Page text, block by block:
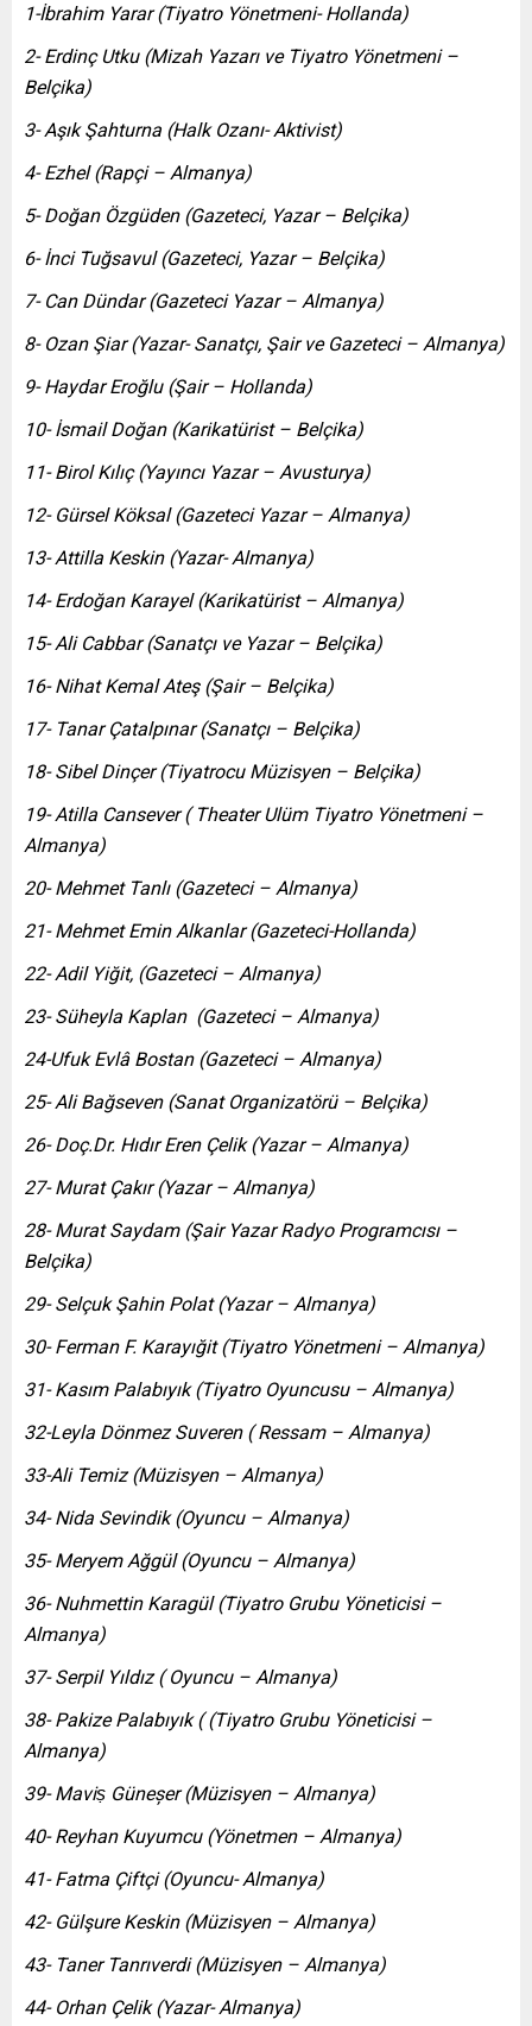
1-İbrahim Yarar (Tiyatro Yönetmeni- Hollanda)
2- Erdinç Utku (Mizah Yazarı ve Tiyatro Yönetmeni –
Belçika)
3- Aşık Şahturna (Halk Ozanı- Aktivist)
4- Ezhel (Rapçi – Almanya)
5- Doğan Özgüden (Gazeteci, Yazar – Belçika)
6- İnci Tuğsavul (Gazeteci, Yazar – Belçika)
7- Can Dündar (Gazeteci Yazar – Almanya)
8- Ozan Şiar (Yazar- Sanatçı, Şair ve Gazeteci – Almanya)
9- Haydar Eroğlu (Şair – Hollanda)
10- İsmail Doğan (Karikatürist – Belçika)
11- Birol Kılıç (Yayıncı Yazar – Avusturya)
12- Gürsel Köksal (Gazeteci Yazar – Almanya)
13- Attilla Keskin (Yazar- Almanya)
14- Erdoğan Karayel (Karikatürist – Almanya)
15- Ali Cabbar (Sanatçı ve Yazar – Belçika)
16- Nihat Kemal Ateş (Şair – Belçika)
17- Tanar Çatalpınar (Sanatçı – Belçika)
18- Sibel Dinçer (Tiyatrocu Müzisyen – Belçika)
19- Atilla Cansever ( Theater Ulüm Tiyatro Yönetmeni –
Almanya)
20- Mehmet Tanlı (Gazeteci – Almanya)
21- Mehmet Emin Alkanlar (Gazeteci-Hollanda)
22- Adil Yiğit, (Gazeteci – Almanya)
23- Süheyla Kaplan (Gazeteci – Almanya)
24-Ufuk Evlâ Bostan (Gazeteci – Almanya)
25- Ali Bağseven (Sanat Organizatörü – Belçika)
26- Doç.Dr. Hıdır Eren Çelik (Yazar – Almanya)
27- Murat Çakır (Yazar – Almanya)
28- Murat Saydam (Şair Yazar Radyo Programcısı –
Belçika)
29- Selçuk Şahin Polat (Yazar – Almanya)
30- Ferman F. Karayığit (Tiyatro Yönetmeni – Almanya)
31- Kasım Palabıyık (Tiyatro Oyuncusu – Almanya)
32-Leyla Dönmez Suveren ( Ressam – Almanya)
33-Ali Temiz (Müzisyen – Almanya)
34- Nida Sevindik (Oyuncu – Almanya)
35- Meryem Ağgül (Oyuncu – Almanya)
36- Nuhmettin Karagül (Tiyatro Grubu Yöneticisi –
Almanya)
37- Serpil Yıldız ( Oyuncu – Almanya)
38- Pakize Palabıyık ( (Tiyatro Grubu Yöneticisi –
Almanya)
39- Maviṣ Güneșer (Müzisyen – Almanya)
40- Reyhan Kuyumcu (Yönetmen – Almanya)
41- Fatma Çiftçi (Oyuncu- Almanya)
42- Gülşure Keskin (Müzisyen – Almanya)
43- Taner Tanrıverdi (Müzisyen – Almanya)
44- Orhan Çelik (Yazar- Almanya)